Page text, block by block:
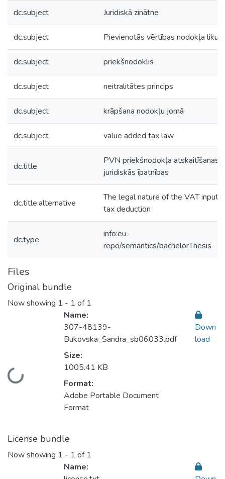
dc.subject Juridiskā zinātne
dc.subject Pievienotās vērtības nodokļa
dc.subject priekšnodoklis
dc.subject neitralitātes princips
dc.subject krāpšana nodokļu jomā
dc.subject value added tax law
dc.title
PVN priekšnodokļa atskaitīšanas
juridiskās īpatnības
dc.title.alternative
The legal nature of the VAT input
tax deduction
dc.type
info:eu-
repo/semantics/bachelorThesis
Files
Original bundle
Now showing 1 - 1 of 1
Loading...
Name:
307-48139-
Bukovska_Sandra_sb06033.pdf
Size:
1005.41 KB
Format:
Adobe Portable Document
Format
Down
load
License bundle
Now showing 1 - 1 of 1
Name: